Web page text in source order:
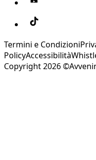
Termini e Condizioni
PolicyAccessibilità
Copyright 2026